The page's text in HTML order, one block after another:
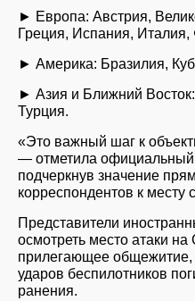
► Европа: Австрия,
Греция, Испания,
► Америка: Бразилия,
► Азия и Ближний
Турция.
«Это важный шаг к
— отметила
подчеркнув значение
корреспондентов к месту
Представители
осмотреть место атаки
прилегающее общежитие,
ударов беспилотников
ранения.